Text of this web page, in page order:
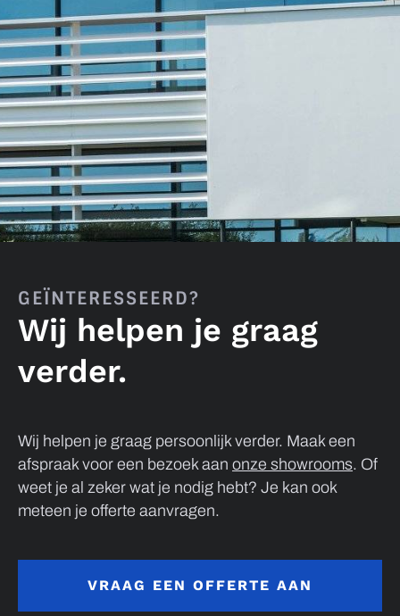
GEÏNTERESSEERD?
Wij helpen je graag
verder.
Wij helpen je graag persoonlijk verder. Maak een
afspraak voor een bezoek aan onze showrooms. Of
weet je al zeker wat je nodig hebt? Je kan ook
meteen je offerte aanvragen.
VRAAG EEN OFFERTE AAN